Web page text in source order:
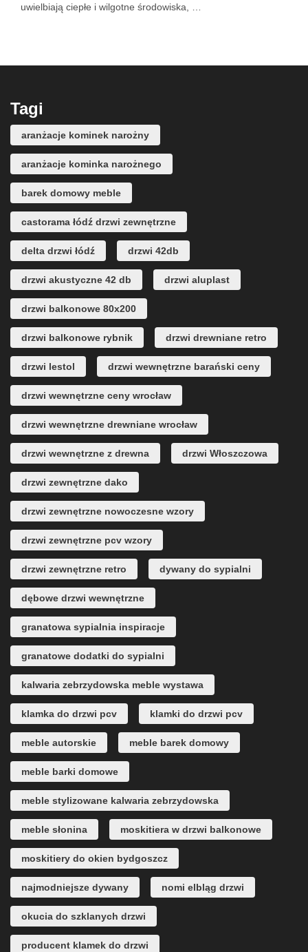
uwielbiają ciepłe i wilgotne środowiska, …
Tagi
aranżacje kominek narożny
aranżacje kominka narożnego
barek domowy meble
castorama łódź drzwi zewnętrzne
delta drzwi łódź drzwi 42db
drzwi akustyczne 42 db drzwi aluplast
drzwi balkonowe 80x200
drzwi balkonowe rybnik drzwi drewniane retro
drzwi lestol drzwi wewnętrzne barański ceny
drzwi wewnętrzne ceny wrocław
drzwi wewnętrzne drewniane wrocław
drzwi wewnętrzne z drewna drzwi Włoszczowa
drzwi zewnętrzne dako
drzwi zewnętrzne nowoczesne wzory
drzwi zewnętrzne pcv wzory
drzwi zewnętrzne retro dywany do sypialni
dębowe drzwi wewnętrzne
granatowa sypialnia inspiracje
granatowe dodatki do sypialni
kalwaria zebrzydowska meble wystawa
klamka do drzwi pcv klamki do drzwi pcv
meble autorskie meble barek domowy
meble barki domowe
meble stylizowane kalwaria zebrzydowska
meble słonina moskitiera w drzwi balkonowe
moskitiery do okien bydgoszcz
najmodniejsze dywany nomi elbląg drzwi
okucia do szklanych drzwi
producent klamek do drzwi